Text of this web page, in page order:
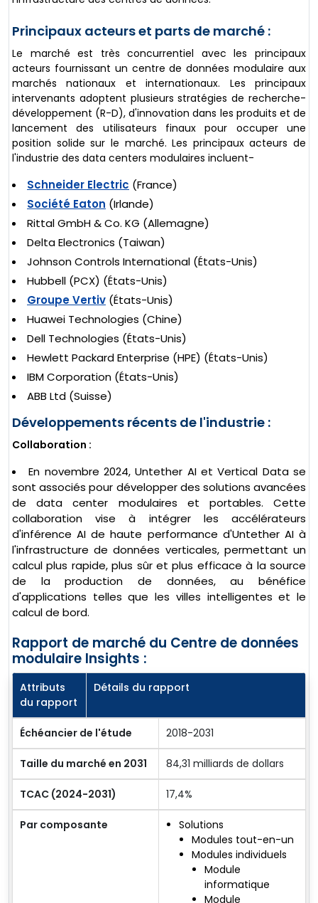
Principaux acteurs et parts de marché :
Le marché est très concurrentiel avec les principaux
acteurs fournissant un centre de données modulaire aux
marchés nationaux et internationaux. Les principaux
intervenants adoptent plusieurs stratégies de recherche-
développement (R-D), d'innovation dans les produits et de
lancement des utilisateurs finaux pour occuper une
position solide sur le marché. Les principaux acteurs de
l'industrie des data centers modulaires incluent-
Schneider Electric (France)
Société Eaton (Irlande)
Rittal GmbH & Co. KG (Allemagne)
Delta Electronics (Taiwan)
Johnson Controls International (États-Unis)
Hubbell (PCX) (États-Unis)
Groupe Vertiv (États-Unis)
Huawei Technologies (Chine)
Dell Technologies (États-Unis)
Hewlett Packard Enterprise (HPE) (États-Unis)
IBM Corporation (États-Unis)
ABB Ltd (Suisse)
Développements récents de l'industrie :
Collaboration :
En novembre 2024, Untether AI et Vertical Data se
sont associés pour développer des solutions avancées
de data center modulaires et portables. Cette
collaboration vise à intégrer les accélérateurs
d'inférence AI de haute performance d'Untether AI à
l'infrastructure de données verticales, permettant un
calcul plus rapide, plus sûr et plus efficace à la source
de la production de données, au bénéfice
d'applications telles que les villes intelligentes et le
calcul de bord.
Rapport de marché du Centre de données
modulaire Insights :
Attributs
du rapport
Détails du rapport
Échéancier de l'étude 2018-2031
Taille du marché en 2031 84,31 milliards de dollars
TCAC (2024-2031) 17,4%
Par composante
Solutions
Modules tout-en-un
Modules individuels
Module
informatique
Module